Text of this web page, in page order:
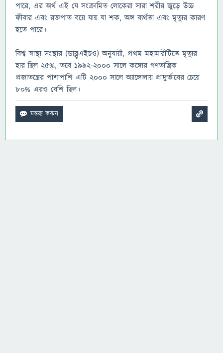
পারে, এর অর্থ এই যে সংক্রামিত লোকেরা সারা শরীর জুড়ে উচ্চ
ফীবার এবং রক্তপাত বয়ে যায় যা শক, অঙ্গ ব্যর্থতা এবং মৃত্যুর কারণ
হতে পারে।
বিশ্ব স্বাস্থ্য সংস্থার (ডাব্লুএইচও) অনুযায়ী, প্রথম মহামারীটিতে মৃত্যুর
হার ছিল ২৫%, তবে ১৯৯২-২০০০ সালে কঙ্গোর গণতান্ত্রিক
প্রজাতন্ত্রের পাশাপাশি এটি ২০০০ সালে অ্যাঙ্গোলায় প্রাদুর্ভাবের চেয়ে
৮০% এরও বেশি ছিল।